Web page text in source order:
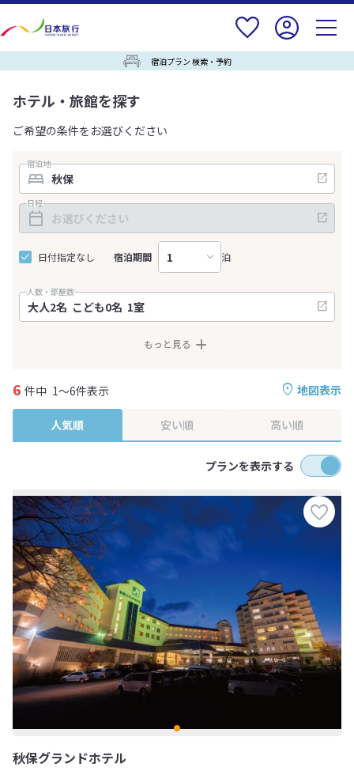
宿泊プラン 検索・予約
ホテル・旅館を探す
ご希望の条件をお選びください
宿泊地
日程
日付指定なし 宿泊期間 泊
人数・部屋数
もっと見る
地図表示
6 件中 1～6件表示
人気順 安い順 高い順
プランを表示する
秋保グランドホテル